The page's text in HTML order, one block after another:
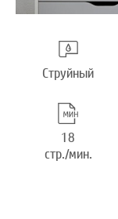
Струйный
18
стр./мин.